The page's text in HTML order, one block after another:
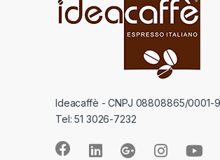
Ideacaffè - CNPJ 08808865/0001-
Tel: 51 3026-7232